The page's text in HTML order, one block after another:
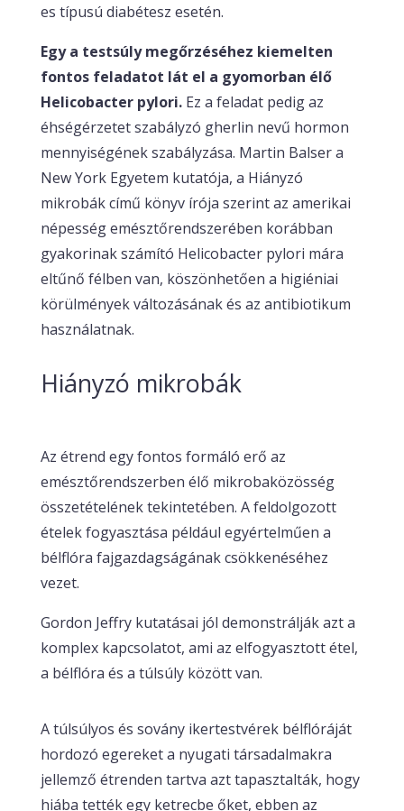
es típusú diabétesz esetén.
Egy a testsúly megőrzéséhez kiemelten
fontos feladatot lát el a gyomorban élő
Helicobacter pylori.Ez a feladat pedig az
éhségérzetet szabályzó gherlin nevű hormon
mennyiségének szabályzása. Martin Balser a
New York Egyetem kutatója, a Hiányzó
mikrobák című könyv írója szerint az amerikai
népesség emésztőrendszerében korábban
gyakorinak számító Helicobacter pylori mára
eltűnő félben van, köszönhetően a higiéniai
körülmények változásának és az antibiotikum
használatnak.
Hiányzó mikrobák
Az étrend egy fontos formáló erő az
emésztőrendszerben élő mikrobaközösség
összetételének tekintetében. A feldolgozott
ételek fogyasztása például egyértelműen a
bélflóra fajgazdagságának csökkenéséhez
vezet.
Gordon Jeffry kutatásai jól demonstrálják azt a
komplex kapcsolatot, ami az elfogyasztott étel,
a bélflóra és a túlsúly között van.
A túlsúlyos és sovány ikertestvérek bélflóráját
hordozó egereket a nyugati társadalmakra
jellemző étrenden tartva azt tapasztalták, hogy
hiába tették egy ketrecbe őket, ebben az